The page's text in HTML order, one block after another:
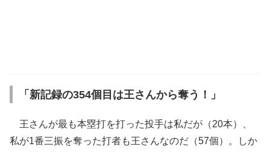
「新記録の354個目は王さんから奪う！」
王さんが最も本塁打を打った投手は私だが（20本）、
私が1番三振を奪った打者も王さんなのだ（57個）。しか